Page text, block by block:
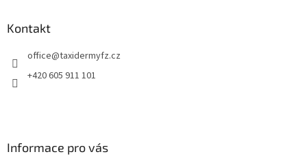
Kontakt
office@taxidermyfz.cz
+420 605 911 101
Informace pro vás